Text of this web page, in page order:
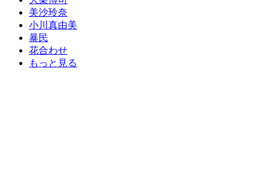
美沙玲奈
小川真由美
暴民
花合わせ
もっと見る